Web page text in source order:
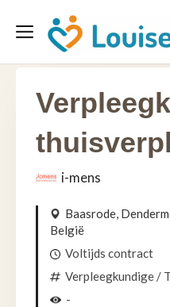
i-mens
Baasrode,
België
Voltijds contract
Verpleegkundige /
-